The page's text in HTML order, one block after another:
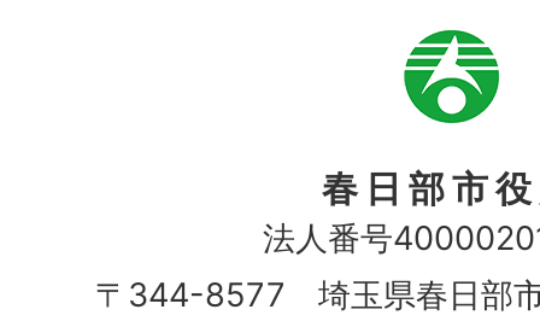
市
章
春日部市
法人番号
〒344-8577 埼玉県春日部